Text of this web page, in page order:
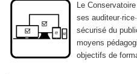
Le
ses
sécurisé du
moyens
objectifs de